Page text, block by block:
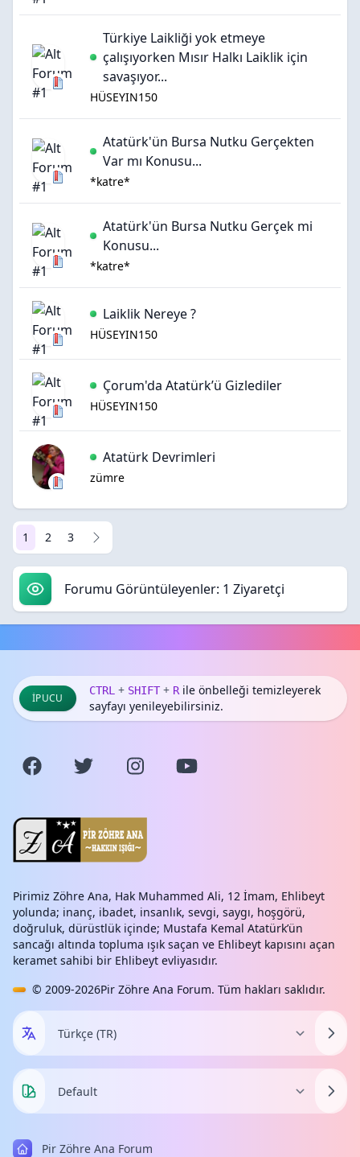
Türkiye Laikliği yok etmeye
çalışıyorken Mısır Halkı Laiklik için
savaşıyor...
HÜSEYIN150
Atatürk'ün Bursa Nutku Gerçekten
Var mı Konusu...
*katre*
Atatürk'ün Bursa Nutku Gerçek mi
Konusu...
*katre*
Laiklik Nereye ?
HÜSEYIN150
Çorum'da Atatürk’ü Gizlediler
HÜSEYIN150
Atatürk Devrimleri
zümre
1 2 3
Forumu Görüntüleyenler: 1 Ziyaretçi
İPUCU
CTRL + SHIFT + Rile önbelleği temizleyerek
sayfayı yenileyebilirsiniz.
Pirimiz Zöhre Ana, Hak Muhammed Ali, 12 İmam, Ehlibeyt
yolunda; inanç, ibadet, insanlık, sevgi, saygı, hoşgörü,
doğruluk, dürüstlük içinde; Mustafa Kemal Atatürk’ün
sancağı altında topluma ışık saçan ve Ehlibeyt kapısını açan
keramet sahibi bir Ehlibeyt evliyasıdır.
© 2009-2026Pir Zöhre Ana Forum. Tüm hakları saklıdır.
Pir Zöhre Ana Forum